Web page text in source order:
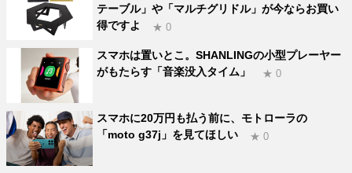
テーブル」や「マルチグリドル」が今ならお買い
得ですよ
★ 0
スマホは置いとこ。SHANLINGの小型プレーヤー
がもたらす「音楽没入タイム」
★ 0
スマホに20万円も払う前に、モトローラの
「moto g37j」を見てほしい
★ 0